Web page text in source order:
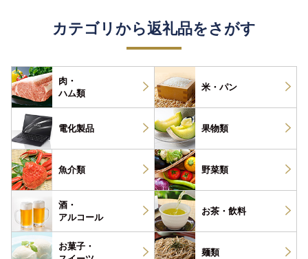
カテゴリから返礼品をさがす
肉・
ハム類
米・パン
電化製品 果物類
魚介類 野菜類
酒・
アルコール
お茶・ 飲料
お菓子・
麺類